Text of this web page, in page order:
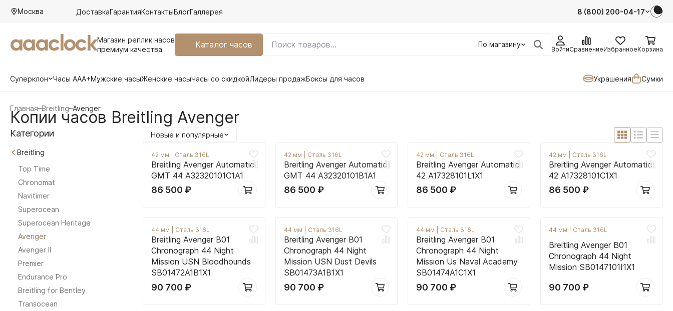
Москва ДоставкаГарантияКонтактыБлогГаллерея 8 (800) 200-04-17
aaaclockМагазин реплик часов
премиум качества
Каталог часов По магазину
ВойтиСравнениеИзбранноеКорзина
Суперклон Часы AAA+Мужские часыЖенские часыЧасы со скидкойЛидеры продажБоксы для часов Украшения Сумки
Главная–Breitling–Avenger
Копии часов Breitling Avenger
Новые и популярные
42 мм Сталь 316L
Breitling Avenger Automatic
GMT 44 A32320101C1A1
86 500 ₽
42 мм Сталь 316L
Breitling Avenger Automatic
GMT 44 A32320101B1A1
86 500 ₽
42 мм Сталь 316L
Breitling Avenger Automatic
42 A17328101L1X1
86 500 ₽
42 мм Сталь 316L
Breitling Avenger Automatic
42 A17328101C1X1
86 500 ₽
44 мм Сталь 316L
Breitling Avenger B01
Chronograph 44 Night
Mission USN Bloodhounds
SB01472A1B1X1
90 700 ₽
44 мм Сталь 316L
Breitling Avenger B01
Chronograph 44 Night
Mission USN Dust Devils
SB01473A1B1X1
90 700 ₽
44 мм Сталь 316L
Breitling Avenger B01
Chronograph 44 Night
Mission Us Naval Academy
SB01474A1C1X1
90 700 ₽
44 мм Сталь 316L
Breitling Avenger B01
Chronograph 44 Night
Mission SB0147101I1X1
90 700 ₽
Категории
Breitling
Top Time
Chronomat
Navitimer
Superocean
Superocean Heritage
Avenger
Avenger II
Premier
Endurance Pro
Breitling for Bentley
Transocean